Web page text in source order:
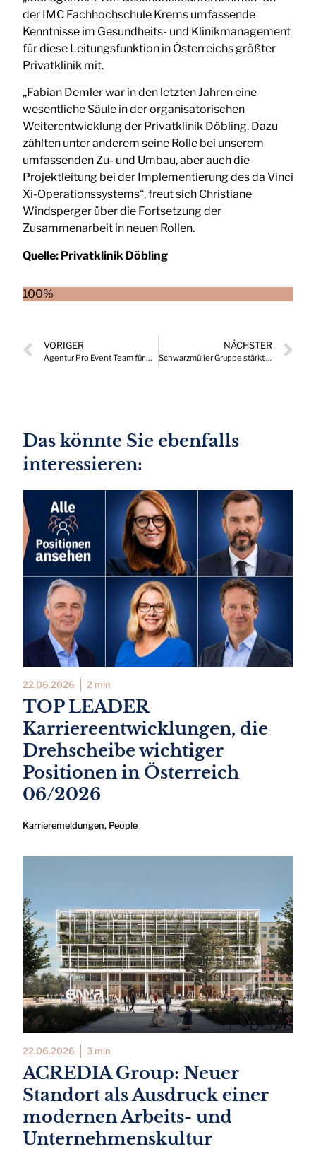
der IMC Fachhochschule Krems umfassende
Kenntnisse im Gesundheits- und Klinikmanagement
für diese Leitungsfunktion in Österreichs größter
Privatklinik mit.
„Fabian Demler war in den letzten Jahren eine
wesentliche Säule in der organisatorischen
Weiterentwicklung der Privatklinik Döbling. Dazu
zählten unter anderem seine Rolle bei unserem
umfassenden Zu- und Umbau, aber auch die
Projektleitung bei der Implementierung des da Vinci
Xi-Operationssystems“, freut sich Christiane
Windsperger über die Fortsetzung der
Zusammenarbeit in neuen Rollen.
Quelle: Privatklinik Döbling
100%
VORIGER
Agentur Pro Event Team für Wien GmbH bestellt neue Geschäftsführung
NÄCHSTER
Schwarzmüller Gruppe stärkt Führung und Zukunftsausrichtung
Das könnte Sie ebenfalls
interessieren:
22.06.2026 2 min
TOP LEADER
Karriereentwicklungen, die
Drehscheibe wichtiger
Positionen in Österreich
06/2026
Karrieremeldungen, People
22.06.2026 3 min
ACREDIA Group: Neuer
Standort als Ausdruck einer
modernen Arbeits- und
Unternehmenskultur